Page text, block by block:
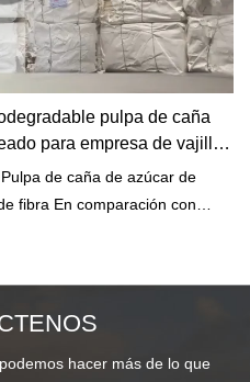
pulpa de caña
para empresa de vajilla
de caña de azúcar de
fibra En comparación con
en el mercado. Qingya
anteriores y los mejora
pulpa de moldeo biodegradable
hacer más de lo que